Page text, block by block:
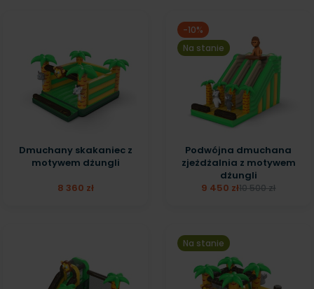
Dmuchany skakaniec z
motywem dżungli
8 360 zł
-10%
Na stanie
Podwójna dmuchana
zjeżdżalnia z motywem
dżungli
9 450 zł10 500 zł
Na stanie